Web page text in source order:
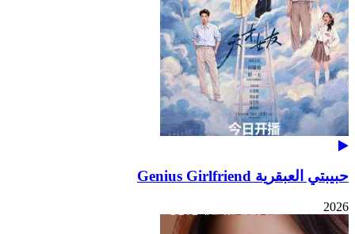
حبيبتي العبقرية Genius Girlfriend
2026